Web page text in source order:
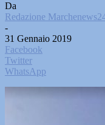
Da
Redazione
-
31 Gennaio 2019
Facebook
Twitter
WhatsApp